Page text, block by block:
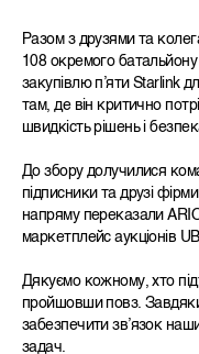
Разом з друзями та
108 окремого
закупівлю пʼяти Starlink
там, де він критично
швидкість рішень і
До збору долучилися
підписники та друзі
напряму переказали
маркетплейс аукціонів
Дякуємо кожному, хто
пройшовши повз.
забезпечити звʼязок
задач.